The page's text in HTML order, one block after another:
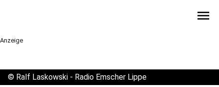
menu
Anzeige
© Ralf Laskowski - Radio Emscher Lippe